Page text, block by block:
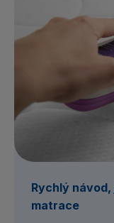
Rychlý
matrace